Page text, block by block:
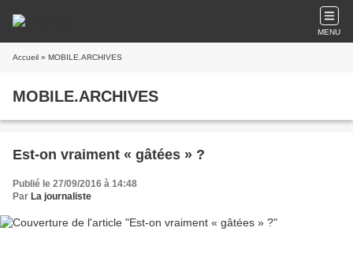
MENU
Accueil » MOBILE.ARCHIVES
MOBILE.ARCHIVES
Est-on vraiment « gâtées » ?
Publié le 27/09/2016 à 14:48
Par La journaliste